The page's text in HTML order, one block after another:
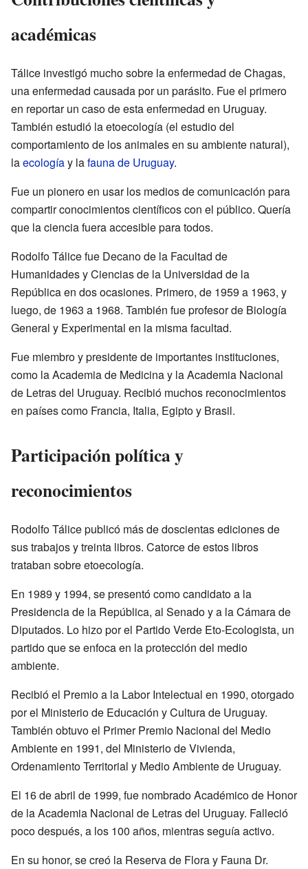
académicas
Tálice investigó mucho sobre la enfermedad de Chagas,
una enfermedad causada por un parásito. Fue el primero
en reportar un caso de esta enfermedad en Uruguay.
También estudió la etoecología (el estudio del
comportamiento de los animales en su ambiente natural),
laecologíay lafauna de Uruguay.
Fue un pionero en usar los medios de comunicación para
compartir conocimientos científicos con el público. Quería
que la ciencia fuera accesible para todos.
Rodolfo Tálice fue Decano de la Facultad de
Humanidades y Ciencias de la Universidad de la
República en dos ocasiones. Primero, de 1959 a 1963, y
luego, de 1963 a 1968. También fue profesor de Biología
General y Experimental en la misma facultad.
Fue miembro y presidente de importantes instituciones,
como la Academia de Medicina y la Academia Nacional
de Letras del Uruguay. Recibió muchos reconocimientos
en países como Francia, Italia, Egipto y Brasil.
Participación política y
reconocimientos
Rodolfo Tálice publicó más de doscientas ediciones de
sus trabajos y treinta libros. Catorce de estos libros
trataban sobre etoecología.
En 1989 y 1994, se presentó como candidato a la
Presidencia de la República, al Senado y a la Cámara de
Diputados. Lo hizo por el Partido Verde Eto-Ecologista, un
partido que se enfoca en la protección del medio
ambiente.
Recibió el Premio a la Labor Intelectual en 1990, otorgado
por el Ministerio de Educación y Cultura de Uruguay.
También obtuvo el Primer Premio Nacional del Medio
Ambiente en 1991, del Ministerio de Vivienda,
Ordenamiento Territorial y Medio Ambiente de Uruguay.
El 16 de abril de 1999, fue nombrado Académico de Honor
de la Academia Nacional de Letras del Uruguay. Falleció
poco después, a los 100 años, mientras seguía activo.
En su honor, se creó la Reserva de Flora y Fauna Dr.